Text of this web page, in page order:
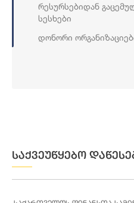
Რესურსებიდან
Სესხები
Დონორი
საქვეუწყებო